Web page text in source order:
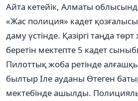
Айта кетейік, Алматы
«Жас полиция» кадет
даму үстінде. Қазіргі таңда
беретін мектепте 5 кадет
Пилоттық жоба ретінде
былтыр Іле ауданы Өтеген
мектебінде ашылды.